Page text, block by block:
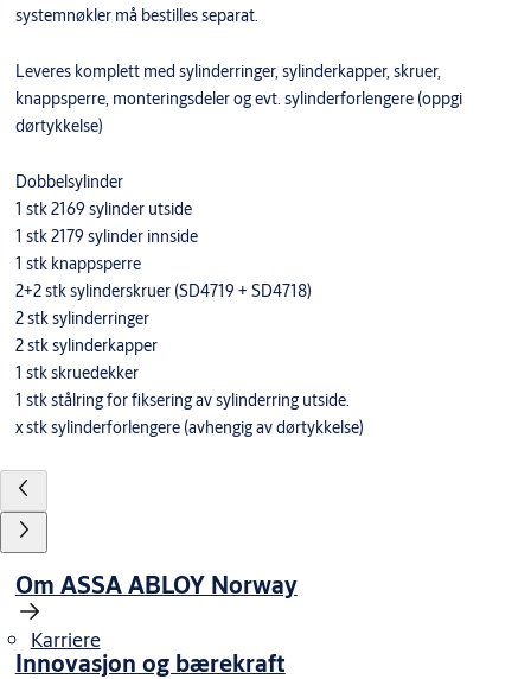
systemnøkler må bestilles separat.
Leveres komplett med sylinderringer, sylinderkapper, skruer,
knappsperre, monteringsdeler og evt. sylinderforlengere (oppgi
dørtykkelse)
Dobbelsylinder
1 stk 2169 sylinder utside
1 stk 2179 sylinder innside
1 stk knappsperre
2+2 stk sylinderskruer (SD4719 + SD4718)
2 stk sylinderringer
2 stk sylinderkapper
1 stk skruedekker
1 stk stålring for fiksering av sylinderring utside.
x stk sylinderforlengere (avhengig av dørtykkelse)
Om ASSA ABLOY Norway
Karriere
Innovasjon og bærekraft